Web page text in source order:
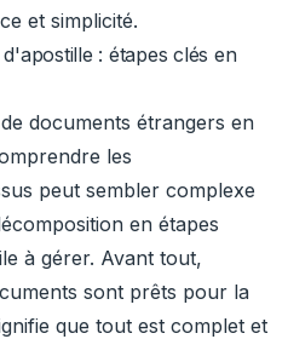
et simplicité.
: étapes clés en
documents étrangers en
les
peut sembler complexe
en étapes
à gérer. Avant tout,
sont prêts pour la
que tout est complet et